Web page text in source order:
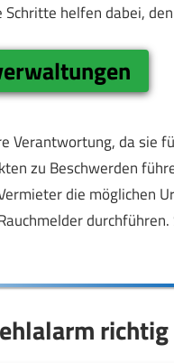
helfen dabei,
Verantwortung, da sie
zu Beschwerden
die möglichen